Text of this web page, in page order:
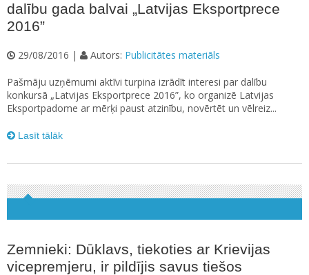
dalību gada balvai „Latvijas Eksportprece
2016”
29/08/2016 | Autors: Publicitātes materiāls
Pašmāju uzņēmumi aktīvi turpina izrādīt interesi par dalību
konkursā „Latvijas Eksportprece 2016”, ko organizē Latvijas
Eksportpadome ar mērķi paust atzinību, novērtēt un vēlreiz...
Lasīt tālāk
Zemnieki: Dūklavs, tiekoties ar Krievijas
vicepremjeru, ir pildījis savus tiešos